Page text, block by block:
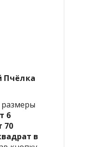
Пчёлка
размеры
6
70
в